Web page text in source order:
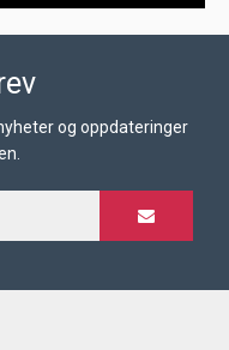
og oppdateringer